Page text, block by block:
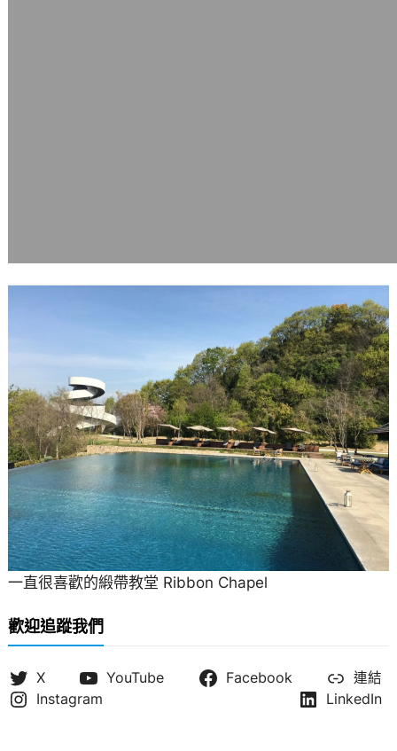
一直很喜歡的緞帶教堂 Ribbon Chapel
歡迎追蹤我們
X YouTube Facebook
連結
Instagram
LinkedIn